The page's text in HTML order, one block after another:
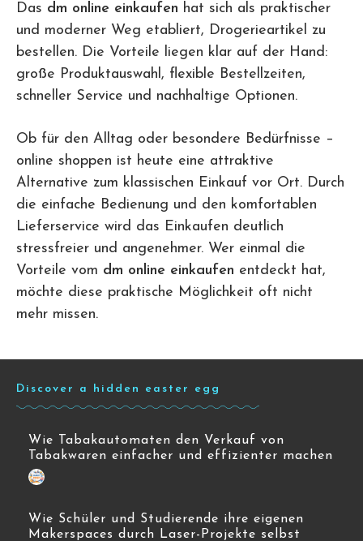
Das dm online einkaufen hat sich als praktischer
und moderner Weg etabliert, Drogerieartikel zu
bestellen. Die Vorteile liegen klar auf der Hand:
große Produktauswahl, flexible Bestellzeiten,
schneller Service und nachhaltige Optionen.
Ob für den Alltag oder besondere Bedürfnisse –
online shoppen ist heute eine attraktive
Alternative zum klassischen Einkauf vor Ort. Durch
die einfache Bedienung und den komfortablen
Lieferservice wird das Einkaufen deutlich
stressfreier und angenehmer. Wer einmal die
Vorteile vom dm online einkaufen entdeckt hat,
möchte diese praktische Möglichkeit oft nicht
mehr missen.
Discover a hidden easter egg
Wie Tabakautomaten den Verkauf von
Tabakwaren einfacher und effizienter machen
Wie Schüler und Studierende ihre eigenen
Makerspaces durch Laser-Projekte selbst